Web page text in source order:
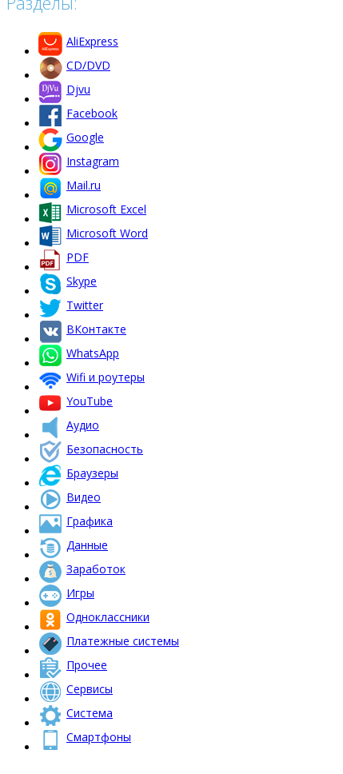
AliExpress
CD/DVD
Djvu
Facebook
Google
Instagram
Mail.ru
Microsoft Excel
Microsoft Word
PDF
Skype
Twitter
ВКонтакте
WhatsApp
Wifi и роутеры
YouTube
Аудио
Безопасность
Браузеры
Видео
Графика
Данные
Заработок
Игры
Одноклассники
Платежные системы
Прочее
Сервисы
Система
Смартфоны